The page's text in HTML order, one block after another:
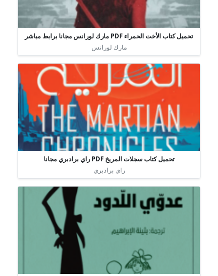
تحميل كتاب الأخت الحمراء PDF مارك لورانس مجانا برابط مباشر
مارك لورانس
تحميل كتاب سجلات المريخ PDF راي برادبري مجانا
راي برادبري